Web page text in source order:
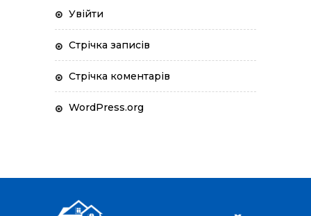
Увійти
Стрічка записів
Стрічка коментарів
WordPress.org